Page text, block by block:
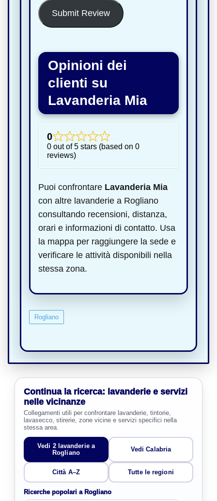
Submit Review
Opinioni dei
clienti su
Lavanderia Mia
0
0 out of 5 stars (based on 0
reviews)
Puoi confrontare Lavanderia Mia
con altre lavanderie a Rogliano
consultando recensioni, distanza,
orari e informazioni di contatto. Usa
la mappa per raggiungere la sede e
verificare le attività disponibili nella
stessa zona.
Rogliano
Continua la ricerca: lavanderie e servizi
nelle vicinanze
Collegamenti utili per confrontare lavanderie, tintorie,
lavasecco, stirerie, zone vicine e servizi specifici nella
stessa area.
Vedi 2 lavanderie a
Rogliano
Vedi Calabria
Città A–Z Tutte le regioni
Ricerche popolari a Rogliano